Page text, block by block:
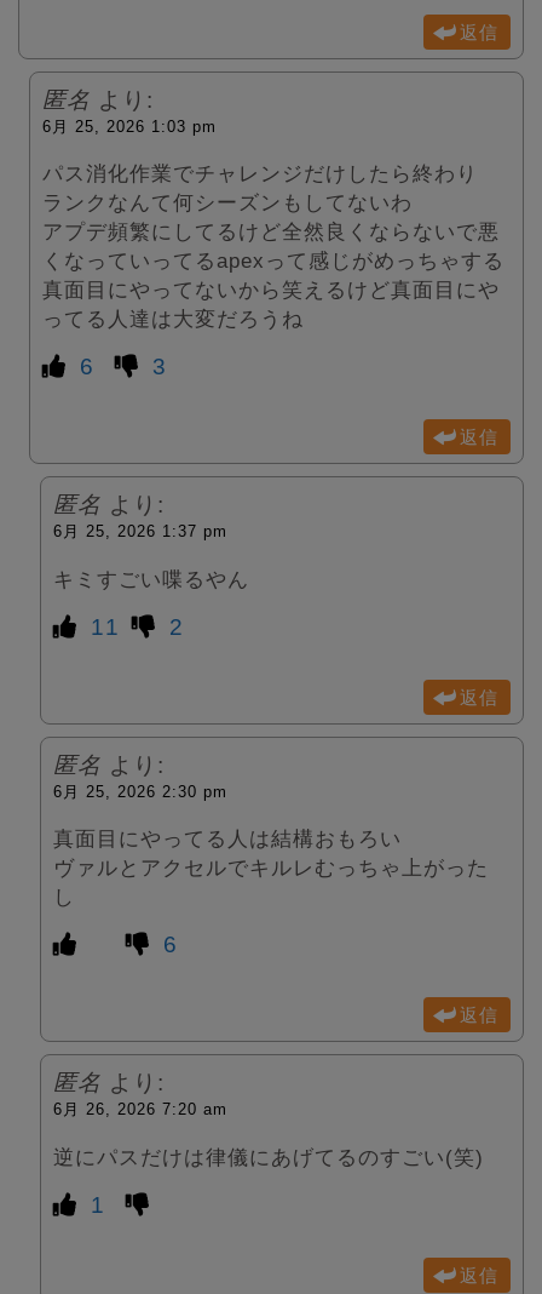
返信
匿名 より:
6月 25, 2026 1:03 pm
パス消化作業でチャレンジだけしたら終わり
ランクなんて何シーズンもしてないわ
アプデ頻繁にしてるけど全然良くならないで悪
くなっていってるapexって感じがめっちゃする
真面目にやってないから笑えるけど真面目にや
ってる人達は大変だろうね
6 3
返信
匿名 より:
6月 25, 2026 1:37 pm
キミすごい喋るやん
11 2
返信
匿名 より:
6月 25, 2026 2:30 pm
真面目にやってる人は結構おもろい
ヴァルとアクセルでキルレむっちゃ上がった
し
6
返信
匿名 より:
6月 26, 2026 7:20 am
逆にパスだけは律儀にあげてるのすごい(笑)
1
返信